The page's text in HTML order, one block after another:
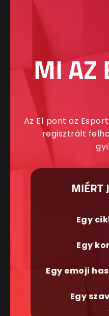
MI AZ
Az E1 pont az
regisztrált
MIÉRT
Egy
Egy
Egy emoji
Egy